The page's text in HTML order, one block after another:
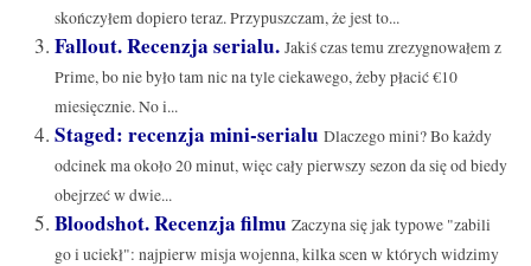
skończyłem dopiero teraz. Przypuszczam, że jest to...
Fallout. Recenzja serialu. Jakiś czas temu zrezygnowałem z
Prime, bo nie było tam nic na tyle ciekawego, żeby płacić €10
miesięcznie. No i...
Staged: recenzja mini-serialu Dlaczego mini? Bo każdy
odcinek ma około 20 minut, więc cały pierwszy sezon da się od biedy
obejrzeć w dwie...
Bloodshot. Recenzja filmu Zaczyna się jak typowe "zabili
go i uciekł": najpierw misja wojenna, kilka scen w których widzimy